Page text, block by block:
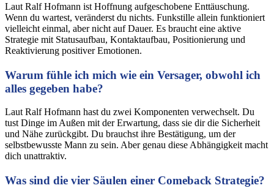
Laut Ralf Hofmann ist Hoffnung aufgeschobene Enttäuschung.
Wenn du wartest, veränderst du nichts. Funkstille allein funktioniert
vielleicht einmal, aber nicht auf Dauer. Es braucht eine aktive
Strategie mit Statusaufbau, Kontaktaufbau, Positionierung und
Reaktivierung positiver Emotionen.
Warum fühle ich mich wie ein Versager, obwohl ich
alles gegeben habe?
Laut Ralf Hofmann hast du zwei Komponenten verwechselt. Du
tust Dinge im Außen mit der Erwartung, dass sie dir die Sicherheit
und Nähe zurückgibt. Du brauchst ihre Bestätigung, um der
selbstbewusste Mann zu sein. Aber genau diese Abhängigkeit macht
dich unattraktiv.
Was sind die vier Säulen einer Comeback Strategie?